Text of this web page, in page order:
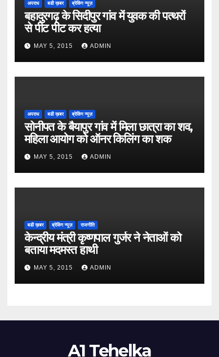
अपराध बडी ख़बर ब्रेकिंग न्यूज़
बहादुरगढ़ के सिदीपुर गांव में युवक की पत्थरों
से पीट पीट कर हत्या
MAY 5, 2015 ADMIN
अपराध बडी ख़बर ब्रेकिंग न्यूज़
सोनीपत के बैयापुर गांव में मिला छात्रा का शव,
महिला आयोग को ऑनर किलिंग का शक
MAY 5, 2015 ADMIN
बडी ख़बर ब्रेकिंग न्यूज़ राजनीति
केन्द्रीय मंत्री कृष्णपाल गुर्जर ने नेताओं को
बताया मदमस्त हाथी
MAY 5, 2015 ADMIN
A1 Tehelka